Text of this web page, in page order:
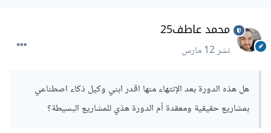
محمد عاطف25
نشر12 مارس
هل هذه الدورة بعد الإنتهاء منها اقدر ابني وكيل ذكاء اصطناعي
بمشاريع حقيقية ومعقدة أم الدورة هذي للمشاريع البسيطة؟